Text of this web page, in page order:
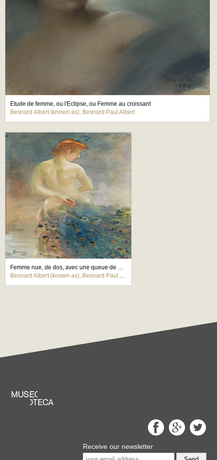
Etude de femme, ou l'Eclipse, ou Femme au croissant
Besnard Albert (known as), Besnard Paul Albert
Femme nue, de dos, avec une queue de paon, la t?te de profil ? droite
Besnard Albert (known as), Besnard Paul Albert
Receive our newsletter